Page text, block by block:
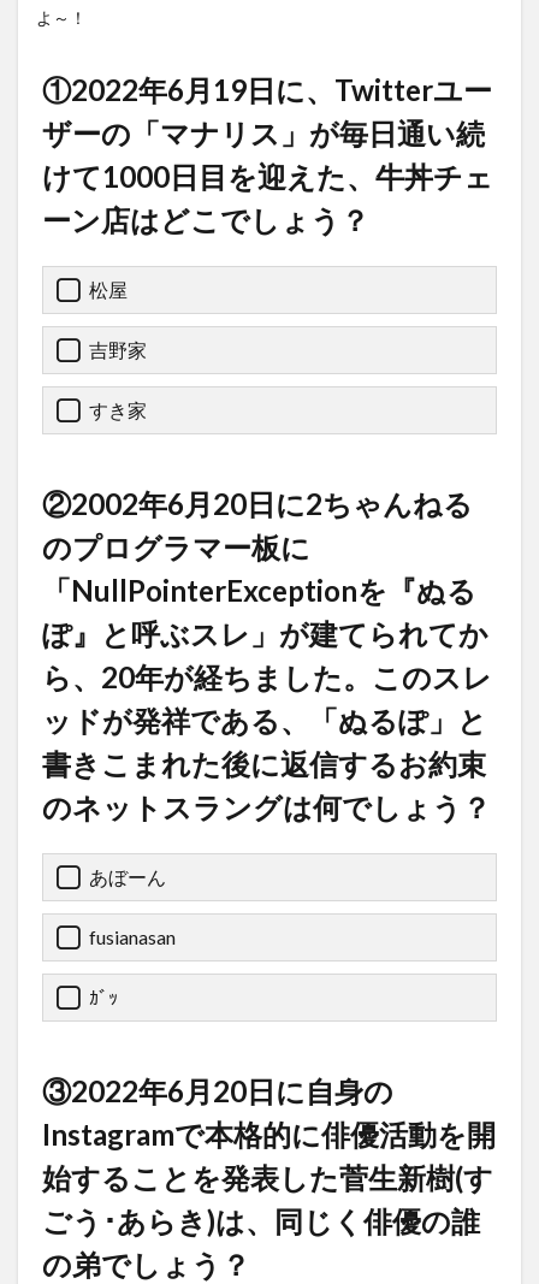
よ～！
①2022年6月19日に、Twitterユー
ザーの「マナリス」が毎日通い続
けて1000日目を迎えた、牛丼チェ
ーン店はどこでしょう？
松屋
吉野家
すき家
②2002年6月20日に2ちゃんねる
のプログラマー板に
「NullPointerExceptionを『ぬる
ぽ』と呼ぶスレ」が建てられてか
ら、20年が経ちました。このスレ
ッドが発祥である、「ぬるぽ」と
書きこまれた後に返信するお約束
のネットスラングは何でしょう？
あぼーん
fusianasan
ｶﾞｯ
③2022年6月20日に自身の
Instagramで本格的に俳優活動を開
始することを発表した菅生新樹(す
ごう･あらき)は、同じく俳優の誰
の弟でしょう？